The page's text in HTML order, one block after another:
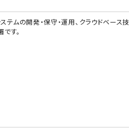
ムの開発・保守・運用、クラウドベース技
す。